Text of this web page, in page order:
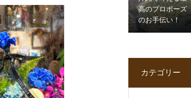
高のプロポーズ
のお手伝い！
カテゴリー